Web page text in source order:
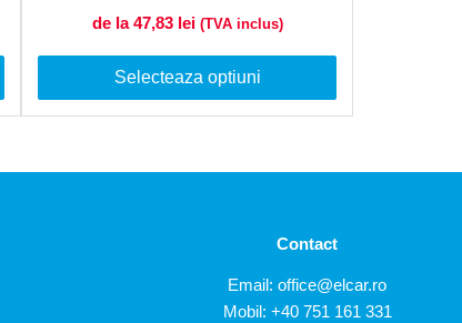
de la 47,83 lei (TVA inclus)
Selecteaza optiuni
Contact
Email: office@elcar.ro
Mobil: +40 751 161 331